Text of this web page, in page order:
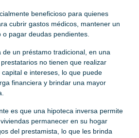
beneficioso para quienes
cubrir gastos médicos, mantener un
pagar deudas pendientes.
de un préstamo tradicional, en una
no tienen que realizar
e intereses, lo que puede
financiera y brindar una mayor
es que una hipoteca inversa permite
permanecer en su hogar
del prestamista, lo que les brinda